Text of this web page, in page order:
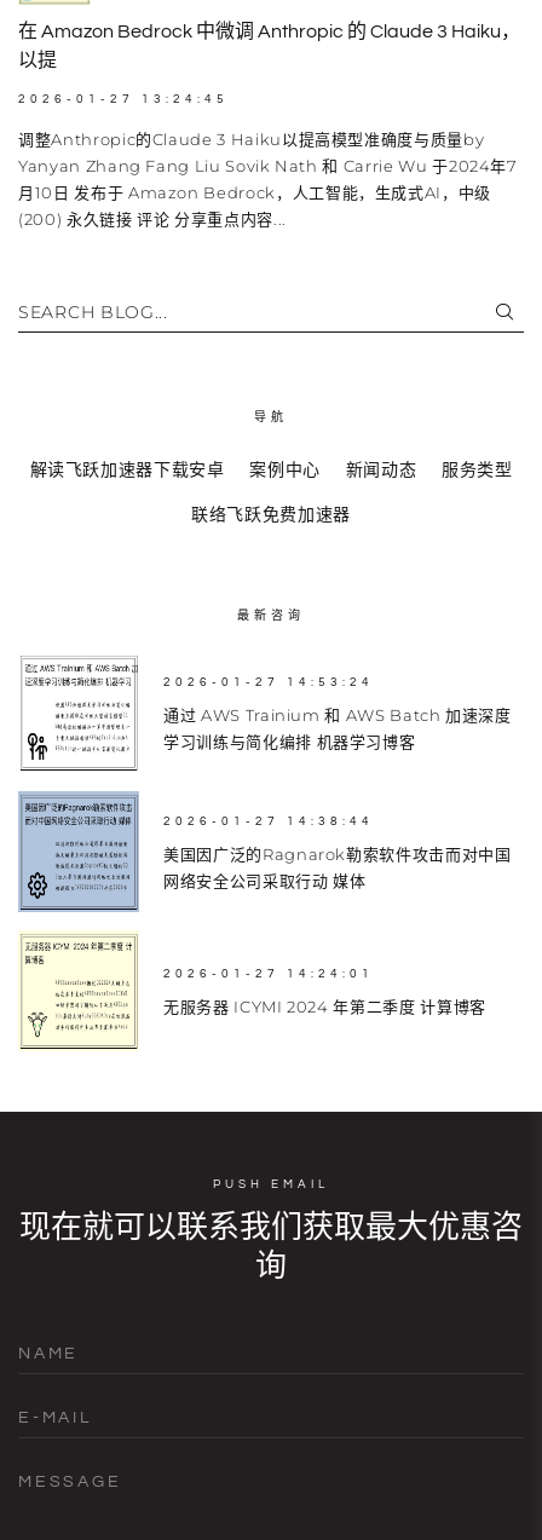
在 Amazon Bedrock 中微调 Anthropic 的 Claude 3 Haiku，
以提
2026-01-27 13:24:45
调整Anthropic的Claude 3 Haiku以提高模型准确度与质量by
Yanyan Zhang Fang Liu Sovik Nath 和 Carrie Wu 于2024年7
月10日 发布于 Amazon Bedrock，人工智能，生成式AI，中级
(200) 永久链接 评论 分享重点内容...
SEARCH BLOG...
导航
解读飞跃加速器下载安卓 案例中心 新闻动态 服务类型
联络飞跃免费加速器
最新咨询
2026-01-27 14:53:24
通过 AWS Trainium 和 AWS Batch 加速深度
学习训练与简化编排 机器学习博客
2026-01-27 14:38:44
美国因广泛的Ragnarok勒索软件攻击而对中国
网络安全公司采取行动 媒体
2026-01-27 14:24:01
无服务器 ICYMI 2024 年第二季度 计算博客
PUSH EMAIL
现在就可以联系我们获取最大优惠咨
询
NAME
E-MAIL
MESSAGE